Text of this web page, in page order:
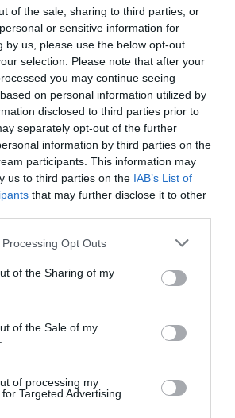
of the sale, sharing to third parties, or
or sensitive information for
by us, please use the below opt-out
selection. Please note that after your
you may continue seeing
on personal information utilized by
disclosed to third parties prior to
separately opt-out of the further
information by third parties on the
participants. This information may
us to third parties on the IAB’s List of
that may further disclose it to other
Opt Outs
of the Sharing of my
of the Sale of my
of processing my
Targeted Advertising.
του
τους
Θεοδώρα,
Αυτοκράτειρα του
Βυζαντίου: Η νέα
ελληνική όπερα του
Θεόδωρου Στάθη
στο θέατρο
Ολύμπια
Αίνιγμα της Εικόνας:
Ίδρυμα Π. & Μ.
νέα